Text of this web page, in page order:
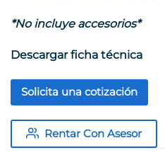
*No incluye accesorios*
Descargar ficha técnica
Solicita una cotización
Rentar Con Asesor